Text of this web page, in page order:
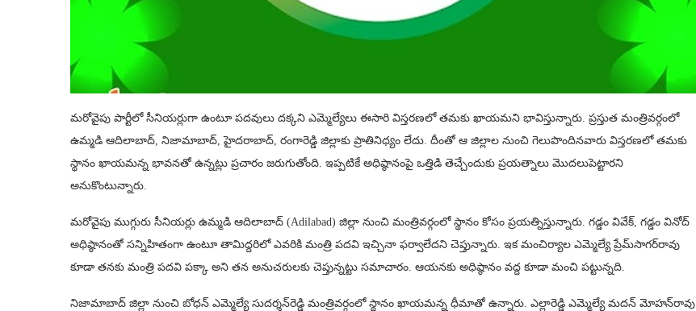
మరోవైపు పార్టీలో సీనియర్లుగా ఉంటూ పదవులు దక్కని ఎమ్మెల్యేలు ఈసారి విస్తరణలో తమకు ఖాయమని భావిస్తున్నారు. ప్రస్తుత మంత్రివర్గంలో
ఉమ్మడి ఆదిలాబాద్‌, నిజామాబాద్‌, హైదరాబాద్‌, రంగారెడ్డి జిల్లాకు ప్రాతినిధ్యం లేదు. దీంతో ఆ జిల్లాల నుంచి గెలుపొందినవారు విస్తరణలో తమకు
స్థానం ఖాయమన్న భావనతో ఉన్నట్లు ప్రచారం జరుగుతోంది. ఇప్పటికే అధిష్ఠానంపై ఒత్తిడి తెచ్చేందుకు ప్రయత్నాలు మొదలుపెట్టారని
అనుకొంటున్నారు.
మరోవైపు ముగ్గురు సీనియర్లు ఉమ్మడి ఆదిలాబాద్‌ (Adilabad) జిల్లా నుంచి మంత్రివర్గంలో స్థానం కోసం ప్రయత్నిస్తున్నారు. గడ్డం వివేక్‌, గడ్డం వినోద్‌
అధిష్ఠానంతో సన్నిహితంగా ఉంటూ తామిద్దరిలో ఎవరికి మంత్రి పదవి ఇచ్చినా ఫర్వాలేదని చెప్తున్నారు. ఇక మంచిర్యాల ఎమ్మెల్యే ప్రేమ్‌సాగర్‌రావు
కూడా తనకు మంత్రి పదవి పక్కా అని తన అనుచరులకు చెప్తున్నట్టు సమాచారం. ఆయనకు అధిష్ఠానం వద్ద కూడా మంచి పట్టున్నది.
నిజామాబాద్‌ జిల్లా నుంచి బోధన్‌ ఎమ్మెల్యే సుదర్శన్‌రెడ్డి మంత్రివర్గంలో స్థానం ఖాయమన్న ధీమాతో ఉన్నారు. ఎల్లారెడ్డి ఎమ్మెల్యే మదన్‌ మోహన్‌రావు